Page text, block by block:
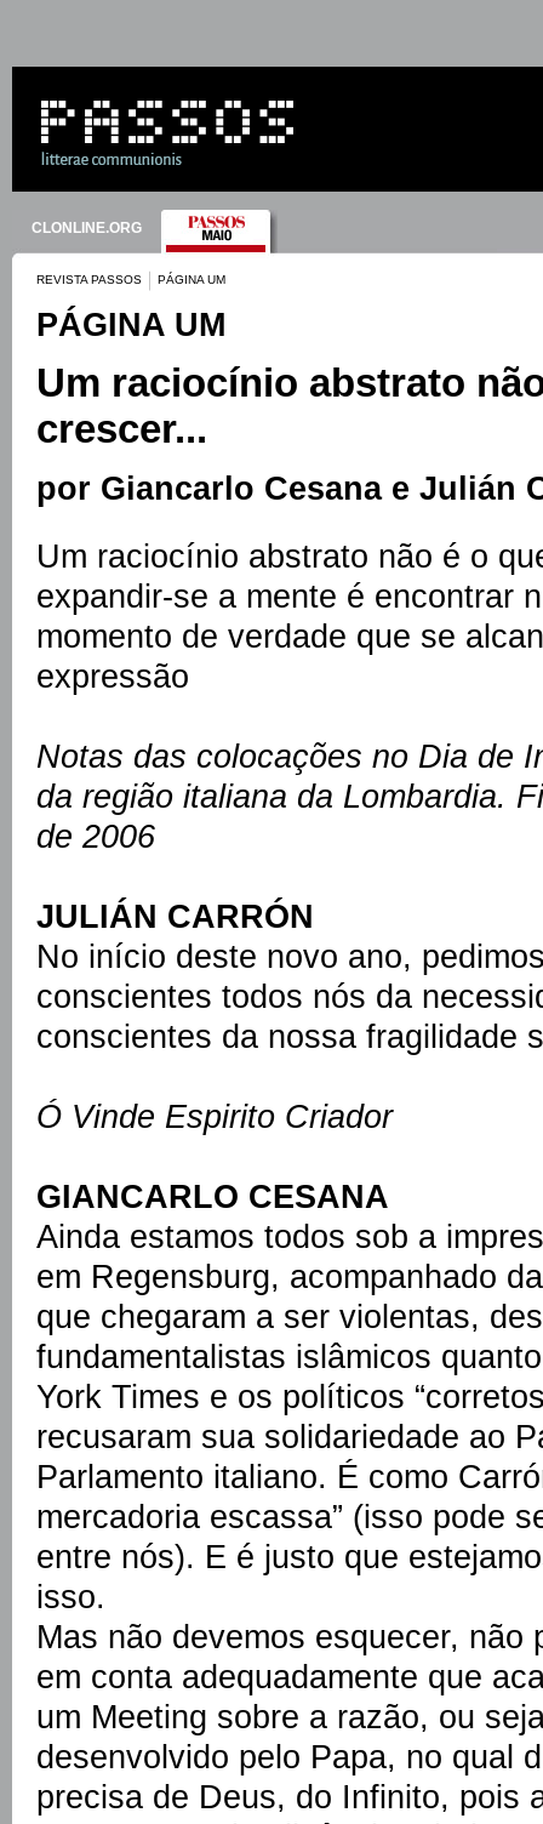
CLONLINE.ORG
REVISTA PASSOS PÁGINA UM
PÁGINA UM
Um raciocínio abstrato
crescer...
por Giancarlo Cesana e Julián
Um raciocínio abstrato não é o
expandir-se a mente é encontrar
momento de verdade que se
expressão
Notas das colocações no Dia de
da região italiana da Lombardia.
de 2006
JULIÁN CARRÓN
No início deste novo ano,
conscientes todos nós da
conscientes da nossa fragilidade
Ó Vinde Espirito Criador
GIANCARLO CESANA
Ainda estamos todos sob a
em Regensburg, acompanhado
que chegaram a ser violentas,
fundamentalistas islâmicos
York Times e os políticos
recusaram sua solidariedade ao
Parlamento italiano. É como
mercadoria escassa” (isso pode
entre nós). E é justo que
isso.
Mas não devemos esquecer, não
em conta adequadamente que
um Meeting sobre a razão, ou
desenvolvido pelo Papa, no qual
precisa de Deus, do Infinito, pois